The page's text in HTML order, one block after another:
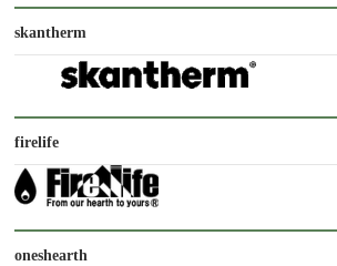
skantherm
firelife
oneshearth